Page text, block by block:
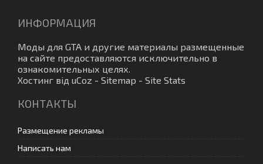
ИНФОРМАЦИЯ
Моды для GTA и другие материалы размещенные
на сайте предоставляются исключительно в
ознакомительных целях.
Хостинг від uCoz - Sitemap - Site Stats
КОНТАКТЫ
Размещение рекламы
Написать нам